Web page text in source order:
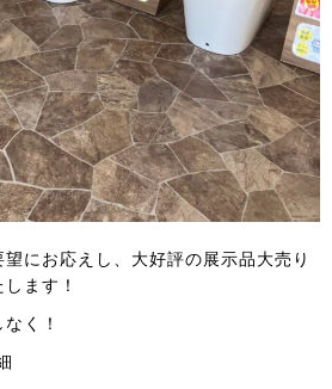
にお応えし、大好評の展示品大売り
ます！
く！